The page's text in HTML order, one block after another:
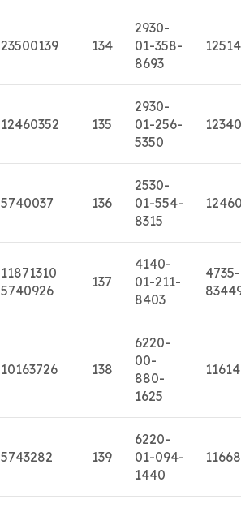
23500139 134
2930-
01-358-
8693
12460352 135
2930-
01-256-
5350
5740037 136
2530-
01-554-
8315
11871310
5740926
137
4140-
01-211-
8403
4735-
10163726 138
6220-
00-
880-
1625
5743282 139
6220-
01-094-
1440